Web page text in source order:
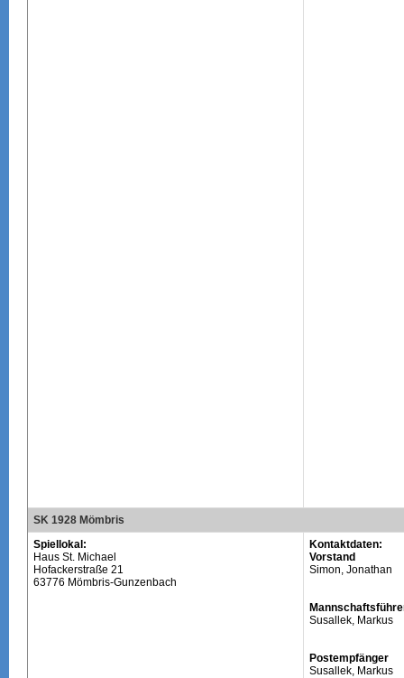
SK 1928 Mömbris
Spiellokal:
Haus St. Michael
Hofackerstraße 21
63776 Mömbris-Gunzenbach
Kontaktdaten:
Vorstand
Simon, Jonathan
Susallek, Markus
Postempfänger
Susallek, Markus